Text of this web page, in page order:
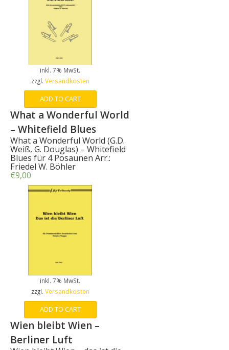
inkl. 7% MwSt.
zzgl. Versandkosten
ADD TO CART
What a Wonderful World
– Whitefield Blues
What a Wonderful World (G.D.
Weiß, G. Douglas) – Whitefield
Blues für 4 Posaunen Arr.:
Friedel W. Böhler
€9,00
inkl. 7% MwSt.
zzgl. Versandkosten
ADD TO CART
Wien bleibt Wien –
Berliner Luft